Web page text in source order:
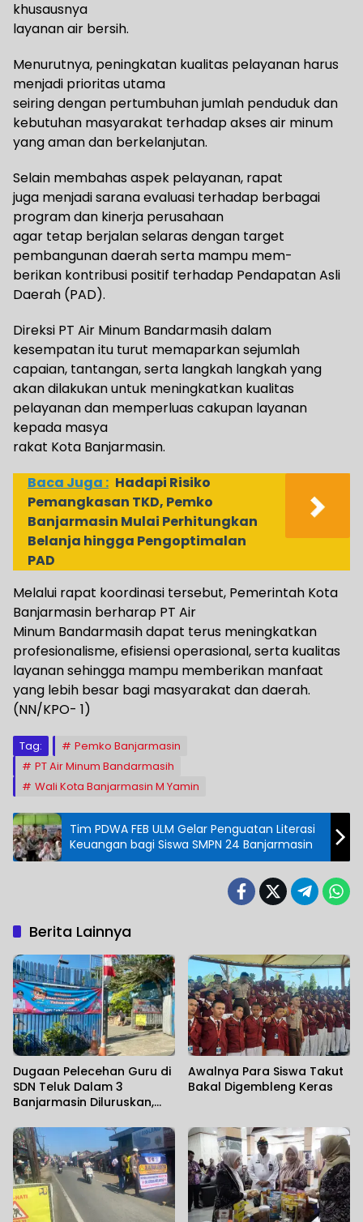
khusausnya
layanan air bersih.
Menurutnya, peningkatan kualitas pelayanan harus
menjadi prioritas utama
seiring dengan pertumbuhan jumlah penduduk dan
kebutuhan masyarakat terhadap akses air minum
yang aman dan berkelanjutan.
Selain membahas aspek pelayanan, rapat
juga menjadi sarana evaluasi terhadap berbagai
program dan kinerja perusahaan
agar tetap berjalan selaras dengan target
pembangunan daerah serta mampu mem-
berikan kontribusi positif terhadap Pendapatan Asli
Daerah (PAD).
Direksi PT Air Minum Bandarmasih dalam
kesempatan itu turut memaparkan sejumlah
capaian, tantangan, serta langkah langkah yang
akan dilakukan untuk meningkatkan kualitas
pelayanan dan memperluas cakupan layanan
kepada masya
rakat Kota Banjarmasin.
Baca Juga : Hadapi Risiko
Pemangkasan TKD, Pemko
Banjarmasin Mulai Perhitungkan
Belanja hingga Pengoptimalan
PAD
Melalui rapat koordinasi tersebut, Pemerintah Kota
Banjarmasin berharap PT Air
Minum Bandarmasih dapat terus meningkatkan
profesionalisme, efisiensi operasional, serta kualitas
layanan sehingga mampu memberikan manfaat
yang lebih besar bagi masyarakat dan daerah.
(NN/KPO- 1)
Tag:
Pemko Banjarmasin
PT Air Minum Bandarmasih
Wali Kota Banjarmasin M Yamin
Tim PDWA FEB ULM Gelar Penguatan Literasi
Keuangan bagi Siswa SMPN 24 Banjarmasin
Berita Lainnya
Dugaan Pelecehan Guru di
SDN Teluk Dalam 3
Banjarmasin Diluruskan,
Paham
Awalnya Para Siswa Takut
Bakal Digembleng Keras